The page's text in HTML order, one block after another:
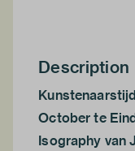
Description
October te
Isography van